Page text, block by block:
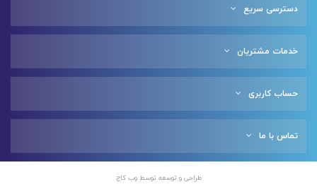
دسترسی سریع
خدمات مشتریان
حساب کاربری
تماس با ما
طراحی و توسعه توسطوب کاج